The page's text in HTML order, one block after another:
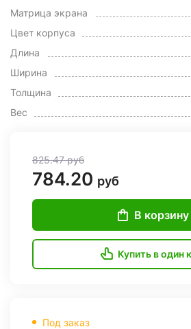
Матрица экрана
Цвет корпуса
Длина
Ширина
Толщина
Вес
825.47руб
784.20 руб
В корзину
Купить в один
Под заказ